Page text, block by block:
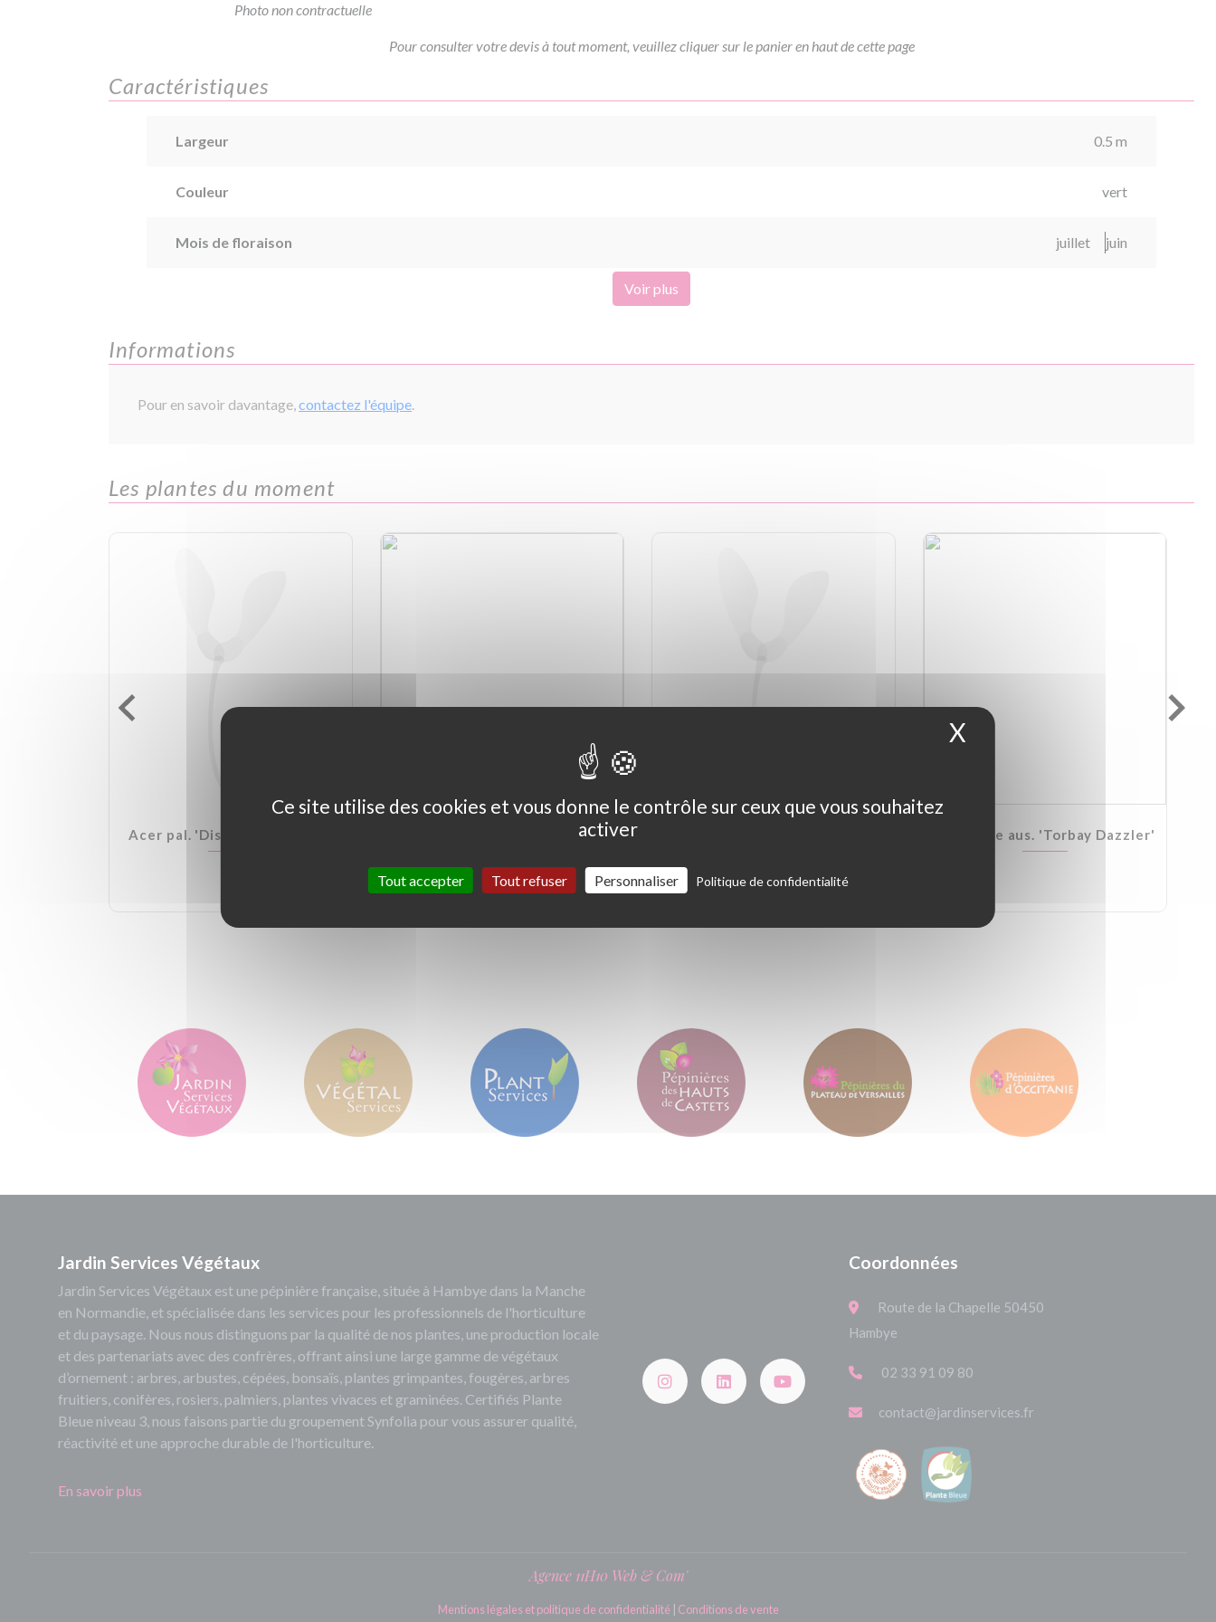
Photo non contractuelle
Pour consulter votre devis à tout moment, veuillez cliquer sur le panier en haut de cette page
Caractéristiques
Largeur 0.5 m
Couleur vert
Mois de floraison juillet juin
Voir plus
Informations
Pour en savoir davantage,contactez l'équipe.
Les plantes du moment
Acer pal. 'Dissectum Garnet' Ceanothus thyrs. 'Skylark' Cordyline aus. 'Torbay Dazzler'
Jardin Services Végétaux
Jardin Services Végétaux est une pépinière française, située à Hambye dans la Manche
en Normandie, et spécialisée dans les services pour les professionnels de l'horticulture
et du paysage. Nous nous distinguons par la qualité de nos plantes, une production locale
et des partenariats avec des confrères, offrant ainsi une large gamme de végétaux
d’ornement : arbres, arbustes, cépées, bonsaïs, plantes grimpantes, fougères, arbres
fruitiers, conifères, rosiers, palmiers, plantes vivaces et graminées. Certifiés Plante
Bleue niveau 3, nous faisons partie du groupement Synfolia pour vous assurer qualité,
réactivité et une approche durable de l'horticulture.
En savoir plus
Coordonnées
Route de la Chapelle 50450
Hambye
02 33 91 09 80
contact@jardinservices.fr
Agence 11H10 Web & Com'
Mentions légales et politique de confidentialité Conditions de vente
Ce site utilise des cookies et vous donne le contrôle sur ceux que vous souhaitez
activer
Tout accepter Tout refuser Personnaliser Politique de confidentialité
X Masquer le bandeau